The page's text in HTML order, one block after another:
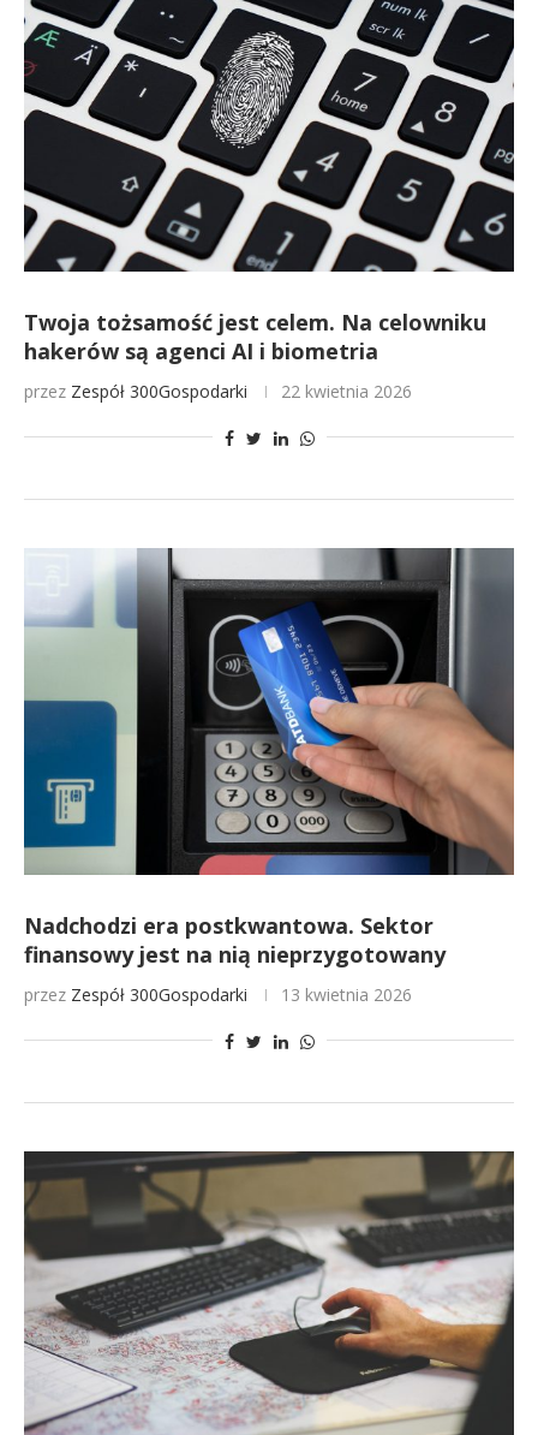
Twoja tożsamość jest celem. Na celowniku
hakerów są agenci AI i biometria
przez Zespół 300Gospodarki 22 kwietnia 2026
Nadchodzi era postkwantowa. Sektor
finansowy jest na nią nieprzygotowany
przez Zespół 300Gospodarki 13 kwietnia 2026